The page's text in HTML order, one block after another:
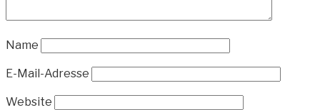
Name
E-Mail-Adresse
Website